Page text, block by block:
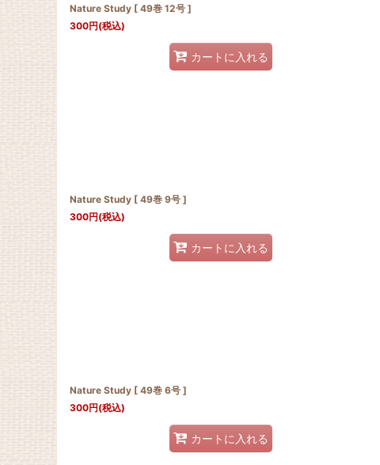
Nature Study [ 49巻 12号 ]
300円(税込)
カートに入れる
Nature Study [ 49巻 9号 ]
300円(税込)
カートに入れる
Nature Study [ 49巻 6号 ]
300円(税込)
カートに入れる